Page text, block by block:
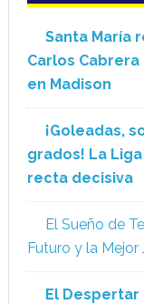
Santa María
Carlos
en Madison
¡Goleadas,
grados! La
recta decisiva
El Sueño de
Futuro y la Mejor
El Despertar